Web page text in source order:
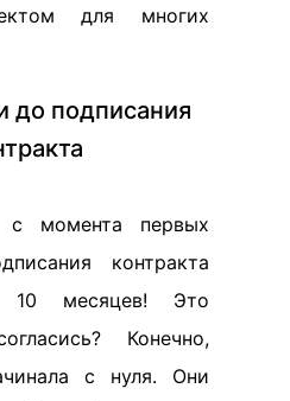
для многих
до подписания
с момента первых
контракта
10 месяцев! Это
Конечно,
с нуля. Они